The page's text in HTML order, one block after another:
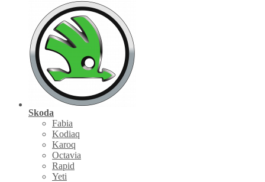
Skoda
Fabia
Kodiaq
Karoq
Octavia
Rapid
Yeti